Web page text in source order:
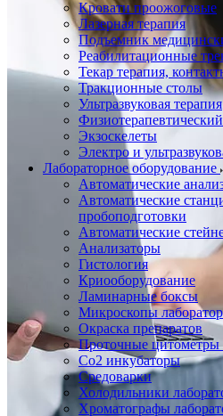
Кровати проожоговые
Лазерная терапия
Подъемник
Реабилитационные
Текар терапия,
Тракционные столы
Ультразвуковая терапия
Экзоскелеты
Электро и
Лабораторное оборудование
Автоматические
Автоматические
пробоподготовки
Автоматические
Анализаторы
Гистология
Криооборудование
Ламинарные боксы
Микроскопы
Окраска препаратов
Проточные цитометры
Со2 инкубаторы
Средоварки
Холодильники
Хроматографы